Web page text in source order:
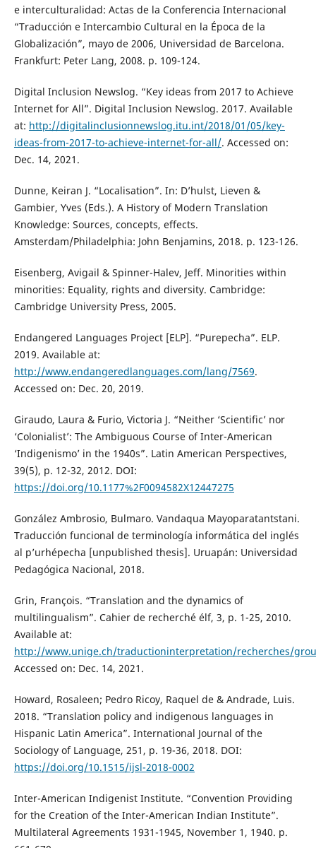
e interculturalidad: Actas de la Conferencia Internacional
“Traducción e Intercambio Cultural en la Época de la
Globalización”, mayo de 2006, Universidad de Barcelona.
Frankfurt: Peter Lang, 2008. p. 109-124.
Digital Inclusion Newslog. “Key ideas from 2017 to Achieve
Internet for All”. Digital Inclusion Newslog. 2017. Available
at: http://digitalinclusionnewslog.itu.int/2018/01/05/key-
ideas-from-2017-to-achieve-internet-for-all/. Accessed on:
Dec. 14, 2021.
Dunne, Keiran J. “Localisation”. In: D’hulst, Lieven &
Gambier, Yves (Eds.). A History of Modern Translation
Knowledge: Sources, concepts, effects.
Amsterdam/Philadelphia: John Benjamins, 2018. p. 123-126.
Eisenberg, Avigail & Spinner-Halev, Jeff. Minorities within
minorities: Equality, rights and diversity. Cambridge:
Cambridge University Press, 2005.
Endangered Languages Project [ELP]. “Purepecha”. ELP.
2019. Available at:
http://www.endangeredlanguages.com/lang/7569.
Accessed on: Dec. 20, 2019.
Giraudo, Laura & Furio, Victoria J. “Neither ‘Scientific’ nor
‘Colonialist’: The Ambiguous Course of Inter-American
‘Indigenismo’ in the 1940s”. Latin American Perspectives,
39(5), p. 12-32, 2012. DOI:
https://doi.org/10.1177%2F0094582X12447275
González Ambrosio, Bulmaro. Vandaqua Mayoparatantstani.
Traducción funcional de terminología informática del inglés
al p’urhépecha [unpublished thesis]. Uruapán: Universidad
Pedagógica Nacional, 2018.
Grin, François. “Translation and the dynamics of
multilingualism”. Cahier de recherché élf, 3, p. 1-25, 2010.
Available at:
http://www.unige.ch/traductioninterpretation/recherches/
Accessed on: Dec. 14, 2021.
Howard, Rosaleen; Pedro Ricoy, Raquel de & Andrade, Luis.
2018. “Translation policy and indigenous languages in
Hispanic Latin America”. International Journal of the
Sociology of Language, 251, p. 19-36, 2018. DOI:
https://doi.org/10.1515/ijsl-2018-0002
Inter-American Indigenist Institute. “Convention Providing
for the Creation of the Inter-American Indian Institute”.
Multilateral Agreements 1931-1945, November 1, 1940. p.